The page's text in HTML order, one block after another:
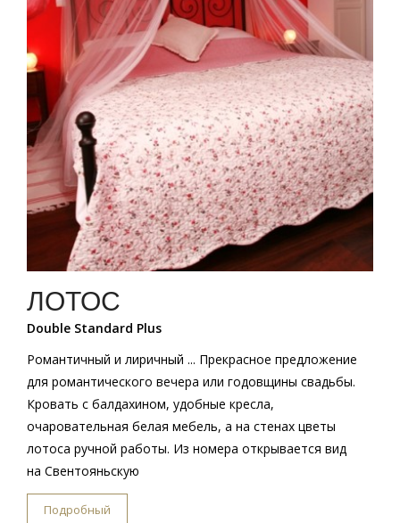
ЛОТОС
Double Standard Plus
Романтичный и лиричный ... Прекрасное предложение
для романтического вечера или годовщины свадьбы.
Кровать с балдахином, удобные кресла,
очаровательная белая мебель, а на стенах цветы
лотоса ручной работы. Из номера открывается вид
на Свентояньскую
Подробный